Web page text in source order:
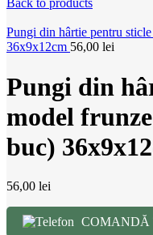
Back to products
Pungi din hârtie pentru
36x9x12cm 56,00 lei
Pungi din
model
buc)
56,00 lei
COMANDĂ